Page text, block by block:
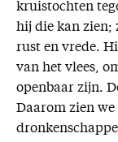
kruistochten
hij die kan zien;
rust en vrede.
van het vlees,
openbaar zijn.
Daarom zien